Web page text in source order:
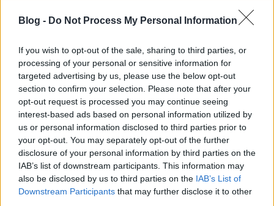
Blog - Do Not Process My Personal Information
If you wish to opt-out of the sale, sharing to third parties, or
processing of your personal or sensitive information for
targeted advertising by us, please use the below opt-out
section to confirm your selection. Please note that after your
opt-out request is processed you may continue seeing
interest-based ads based on personal information utilized by
us or personal information disclosed to third parties prior to
your opt-out. You may separately opt-out of the further
disclosure of your personal information by third parties on the
IAB’s list of downstream participants. This information may
also be disclosed by us to third parties on the IAB’s List of
Downstream Participants that may further disclose it to other
itthon is megtalálható. Nézzük is meg, ezek
Üde, könnyű, savhangsúlyos fehérborok
Sauvignon blanc
Jellemző aromák: citrusok, egres, bodza,
passiógyümölcs, vegetális jegyek
Rajnai rizling
Jellemző aromák: zöld gyümölcsök, citrusok, florális
jegyek, benzines karakter